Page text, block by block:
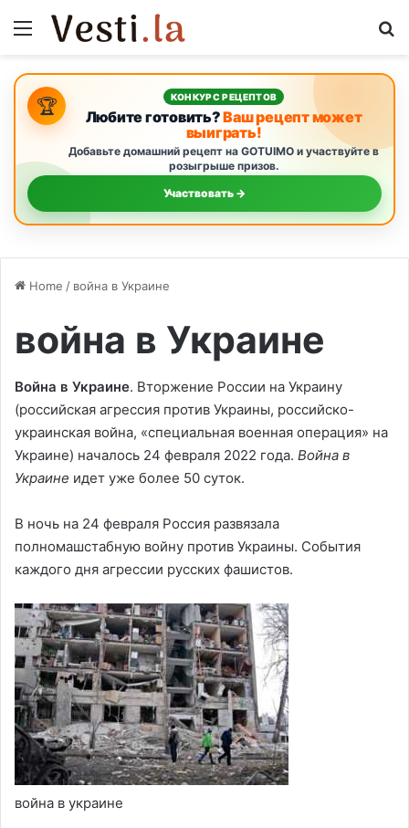
Menu
🏆 КОНКУРС РЕЦЕПТОВ
Любите готовить?Ваш рецепт может
выиграть!
Добавьте домашний рецепт на GOTUIMO и участвуйте в
розыгрыше призов.
Участвовать →
Home / война в Украине
война в Украине
Война в Украине. Вторжение России на Украину
(российская агрессия против Украины, российско-
украинская война, «специальная военная операция» на
Украине) началось 24 февраля 2022 года. Война в
Украине идет уже более 50 суток.
В ночь на 24 февраля Россия развязала
полномашстабную войну против Украины. События
каждого дня агрессии русских фашистов.
война в украине